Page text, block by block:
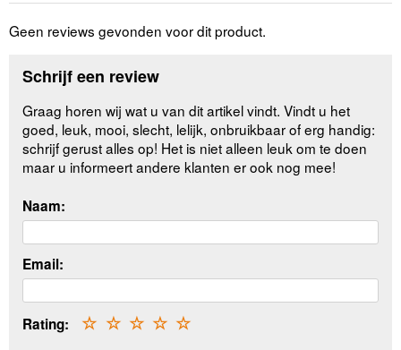
Geen reviews gevonden voor dit product.
Schrijf een review
Graag horen wij wat u van dit artikel vindt. Vindt u het
goed, leuk, mooi, slecht, lelijk, onbruikbaar of erg handig:
schrijf gerust alles op! Het is niet alleen leuk om te doen
maar u informeert andere klanten er ook nog mee!
Naam:
Email:
Rating: ☆
☆
☆
☆
☆